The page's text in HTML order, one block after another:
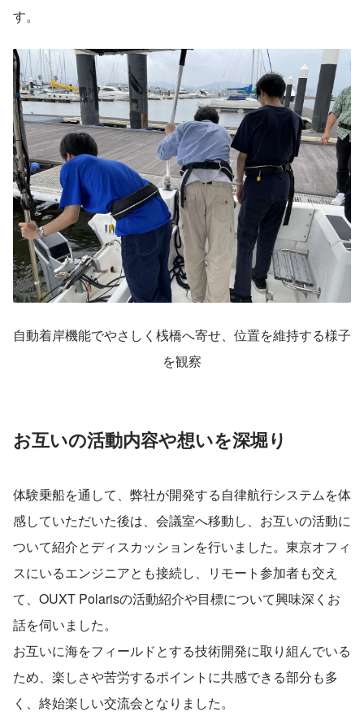
す。
自動着岸機能でやさしく桟橋へ寄せ、位置を維持する様子
を観察
お互いの活動内容や想いを深堀り
体験乗船を通して、弊社が開発する自律航行システムを体
感していただいた後は、会議室へ移動し、お互いの活動に
ついて紹介とディスカッションを行いました。東京オフィ
スにいるエンジニアとも接続し、リモート参加者も交え
て、OUXT Polarisの活動紹介や目標について興味深くお
話を伺いました。
お互いに海をフィールドとする技術開発に取り組んでいる
ため、楽しさや苦労するポイントに共感できる部分も多
く、終始楽しい交流会となりました。